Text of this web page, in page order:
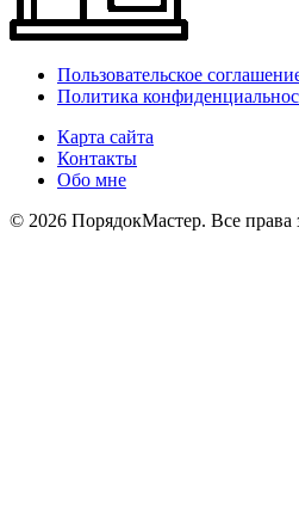
Пользовательское
Политика
Карта сайта
Контакты
Обо мне
© 2026 ПорядокМастер. Все